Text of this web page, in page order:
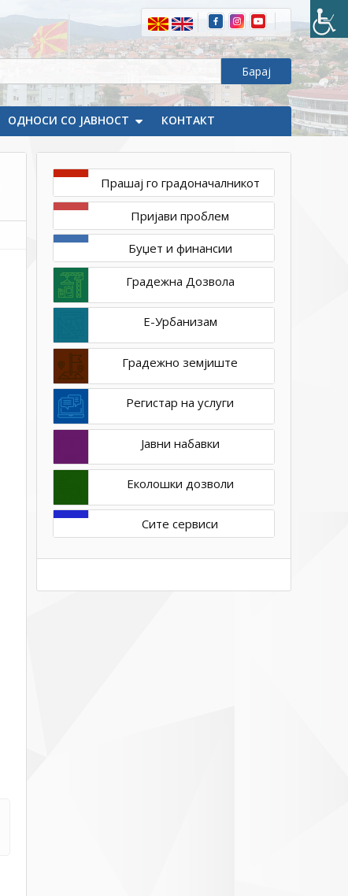
ОДНОСИ СО ЈАВНОСТ КОНТАКТ
Соопштенија
септември
ПРОГРАМА
РАБОТА
ОБЛАСТА
ЗЕМЈИШТЕ
Прашај го градоначалникот
Пријави проблем
Буџет и финансии
Градежна Дозвола
Е-Урбанизам
Градежно земјиште
Регистар на услуги
Јавни набавки
Еколошки дозволи
Сите сервиси